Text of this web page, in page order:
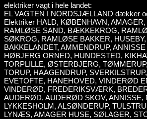
elektriker vagt i hele landet:
EL VAGTEN I NORDSJÆLLAND dækker
Elektriker HALD, KØBENHAVN,
RAMLØSE SAND, BÆKKEKROG,
SØKROG, RAMLØSE BAKKER,
BAKKELANDET, AMMENDRUP,
HØBJERG ORNED, HUNDESTED,
TORPLILLE, ØSTERBJERG,
TORUP, HAAGENDRUP,
EVETOFTE, HANEHOVED, VINDERØD
VINDERØD, FREDERIKSVÆRK,
AUDERØD, AUDERØD SKOV, ANNISSE,
LYKKESHOLM, ALSØNDERUP,
LYNÆS, AMAGER HUSE, SØLAGER,